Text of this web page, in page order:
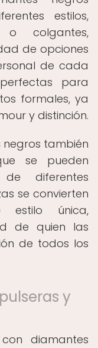
estilos,
o colgantes,
de opciones
de cada
para
formales, ya
y distinción.
también
se pueden
diferentes
se convierten
única,
de quien las
de todos los
y
diamantes